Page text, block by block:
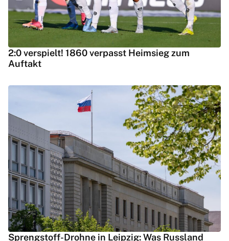
2:0 verspielt! 1860 verpasst Heimsieg zum
Auftakt
Sprengstoff-Drohne in Leipzig: Was Russland